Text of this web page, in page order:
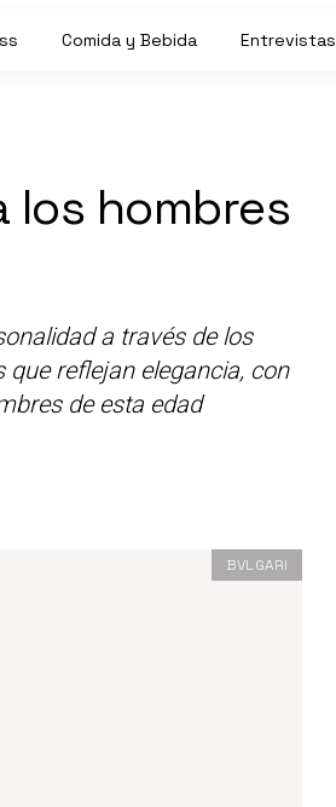
Comida y Bebida Entrevistas
los hombres
a través de los
reflejan elegancia, con
de esta edad
BVLGARI